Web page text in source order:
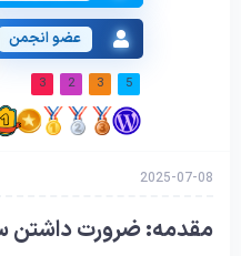
عضو انجمن
5
3
2
3
2025-07-08
مقدمه: ضرورت داشتن